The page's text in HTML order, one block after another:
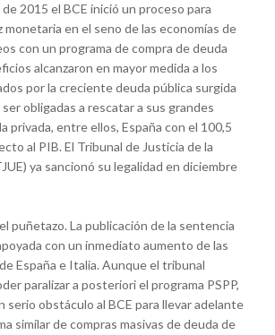
de 2015 el BCE inició un proceso para
monetaria en el seno de las economías de
con un programa de compra de deuda
alcanzaron en mayor medida a los
por la creciente deuda pública surgida
obligadas a rescatar a sus grandes
privada, entre ellos, España con el 100,5
al PIB. El Tribunal de Justicia de la
ya sancionó su legalidad en diciembre
puñetazo. La publicación de la sentencia
con un inmediato aumento de las
España e Italia. Aunque el tribunal
paralizar a posteriori el programa PSPP,
serio obstáculo al BCE para llevar adelante
similar de compras masivas de deuda de